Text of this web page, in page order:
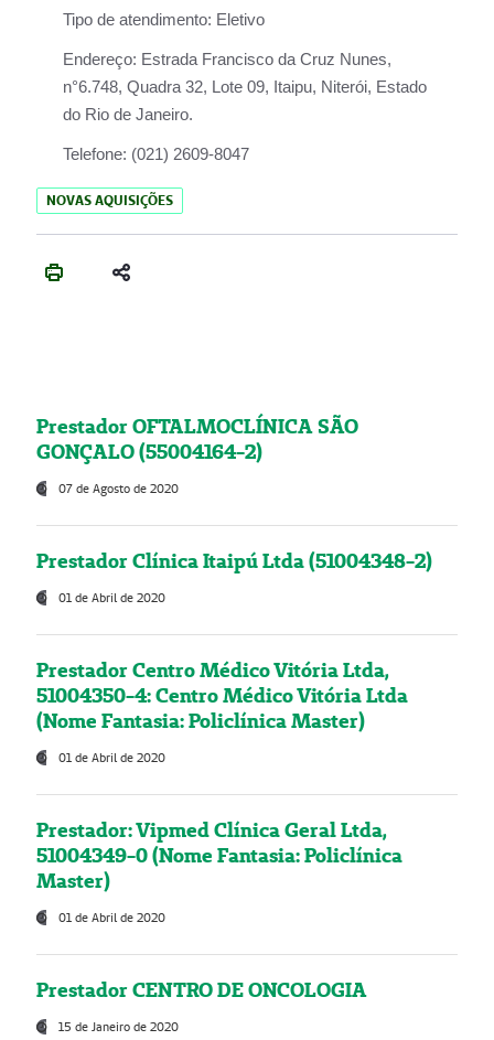
Tipo de atendimento: Eletivo
Endereço: Estrada Francisco da Cruz Nunes,
n°6.748, Quadra 32, Lote 09, Itaipu, Niterói, Estado
do Rio de Janeiro.
Telefone: (021) 2609-8047
NOVAS AQUISIÇÕES
Prestador OFTALMOCLÍNICA SÃO
GONÇALO (55004164-2)
07 de Agosto de 2020
Prestador Clínica Itaipú Ltda (51004348-2)
01 de Abril de 2020
Prestador Centro Médico Vitória Ltda,
51004350-4: Centro Médico Vitória Ltda
(Nome Fantasia: Policlínica Master)
01 de Abril de 2020
Prestador: Vipmed Clínica Geral Ltda,
51004349-0 (Nome Fantasia: Policlínica
Master)
01 de Abril de 2020
Prestador CENTRO DE ONCOLOGIA
15 de Janeiro de 2020